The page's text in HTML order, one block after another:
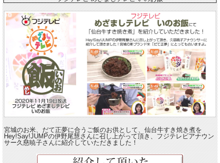
宮城のお米、だて正夢に合うご飯のお供として、仙台牛すき焼き煮を
Hey!Say!JUMPの伊野尾慧さんに召し上がって頂き、フジテレビアナウン
サー久慈暁子さんに紹介していただきました！